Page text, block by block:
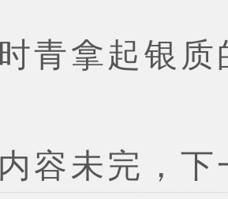
起银质的
完，下